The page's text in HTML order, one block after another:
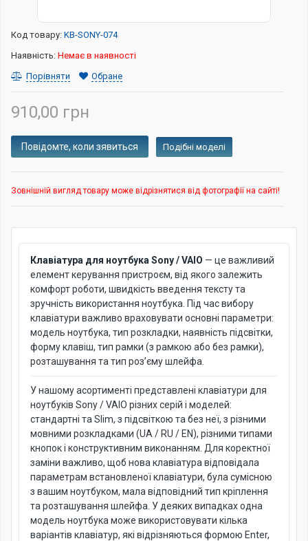
Код товару: KB-SONY-074
Наявність: Немає в наявності
Порівняти
Обране
910,00 грн
Подібні моделі
Зовнішній вигляд товару може відрізнятися від фотографії на сайті!
Клавіатура для ноутбука Sony / VAIO — це важливий
елемент керування пристроєм, від якого залежить
комфорт роботи, швидкість введення тексту та
зручність використання ноутбука. Під час вибору
клавіатури важливо враховувати основні параметри:
модель ноутбука, тип розкладки, наявність підсвітки,
форму клавіш, тип рамки (з рамкою або без рамки),
розташування та тип роз’єму шлейфа.
У нашому асортименті представлені клавіатури для
ноутбуків Sony / VAIO різних серій і моделей:
стандартні та Slim, з підсвіткою та без неї, з різними
мовними розкладками (UA / RU / EN), різними типами
кнопок і конструктивним виконанням. Для коректної
заміни важливо, щоб нова клавіатура відповідала
параметрам встановленої клавіатури, була сумісною
з вашим ноутбуком, мала відповідний тип кріплення
та розташування шлейфа. У деяких випадках одна
модель ноутбука може використовувати кілька
варіантів клавіатур, які відрізняються формою Enter,